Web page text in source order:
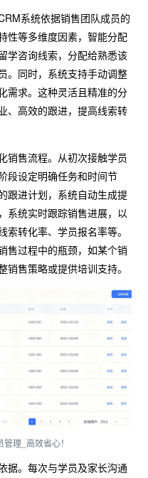
系统依据销售团队成员的
性等多维度因素，智能分配
学咨询线索，分配给熟悉该
。同时，系统支持手动调整
需求。这种灵活且精准的分
、高效的跟进，提高线索转
销售流程。从初次接触学员
段设定明确任务和时间节
跟进计划，系统自动生成提
系统实时跟踪销售进展，以
转化率、学员报名率等。
售过程中的瓶颈，如某个销
售策略或提供培训支持。
理_高效省心！
据。每次与学员及家长沟通